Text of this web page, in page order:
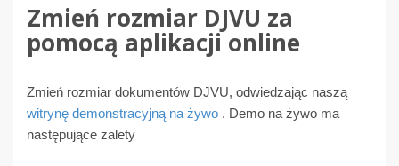
Zmień rozmiar DJVU za
pomocą aplikacji online
Zmień rozmiar dokumentów DJVU, odwiedzając naszą
witrynę demonstracyjną na żywo . Demo na żywo ma
następujące zalety